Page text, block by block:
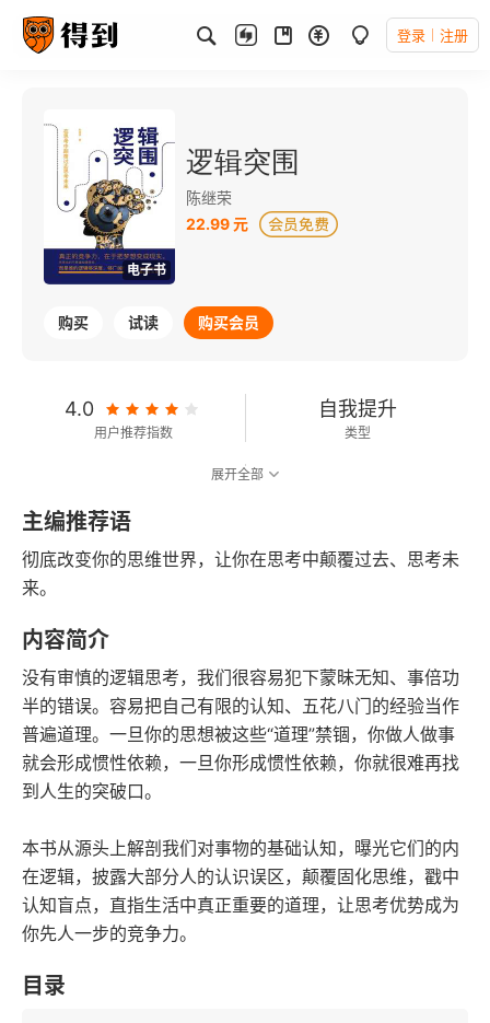
登录 注册
电子书
逻辑突围
陈继荣
22.99 元
购买 试读 购买会员
4.0
用户推荐指数
自我提升
类型
2018-05-01
发行日期
展开全部
主编推荐语
彻底改变你的思维世界，让你在思考中颠覆过去、思考未
来。
内容简介
没有审慎的逻辑思考，我们很容易犯下蒙昧无知、事倍功
半的错误。容易把自己有限的认知、五花八门的经验当作
普遍道理。一旦你的思想被这些“道理”禁锢，你做人做事
就会形成惯性依赖，一旦你形成惯性依赖，你就很难再找
到人生的突破口。
本书从源头上解剖我们对事物的基础认知，曝光它们的内
在逻辑，披露大部分人的认识误区，颠覆固化思维，戳中
认知盲点，直指生活中真正重要的道理，让思考优势成为
你先人一步的竞争力。
目录